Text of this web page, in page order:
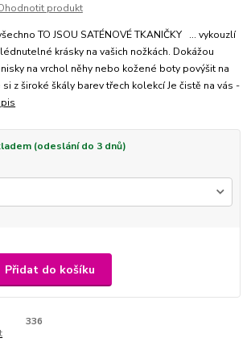
produkt
TO JSOU SATÉNOVÉ TKANIČKY ... vykouzlí
krásky na vašich nožkách. Dokážou
na vrchol něhy nebo kožené boty povýšit na
z široké škály barev třech kolekcí Je čistě na vás -
(odeslání do 3 dnů)
Přidat do košíku
336